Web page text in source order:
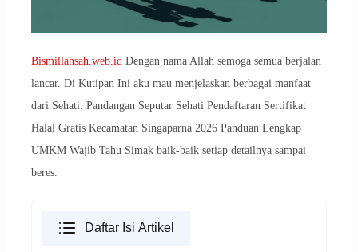
Bismillahsah.web.idDengan nama Allah semoga semua berjalan
lancar. Di Kutipan Ini aku mau menjelaskan berbagai manfaat
dari Sehati. Pandangan Seputar Sehati Pendaftaran Sertifikat
Halal Gratis Kecamatan Singaparna 2026 Panduan Lengkap
UMKM Wajib Tahu Simak baik-baik setiap detailnya sampai
beres.
Daftar Isi Artikel